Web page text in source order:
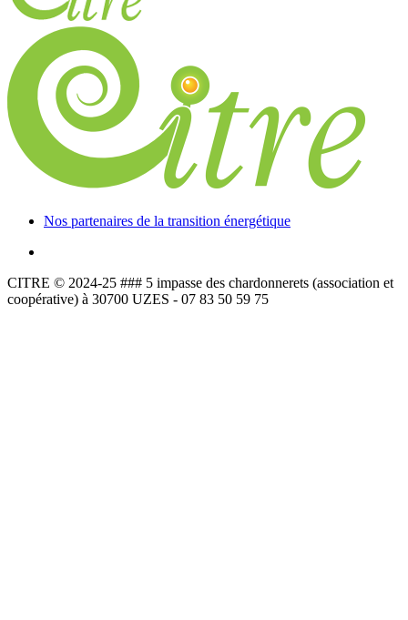
Nos partenaires de la transition énergétique
CITRE © 2024-25 ### 5 impasse des chardonnerets (association et
coopérative) à 30700 UZES - 07 83 50 59 75